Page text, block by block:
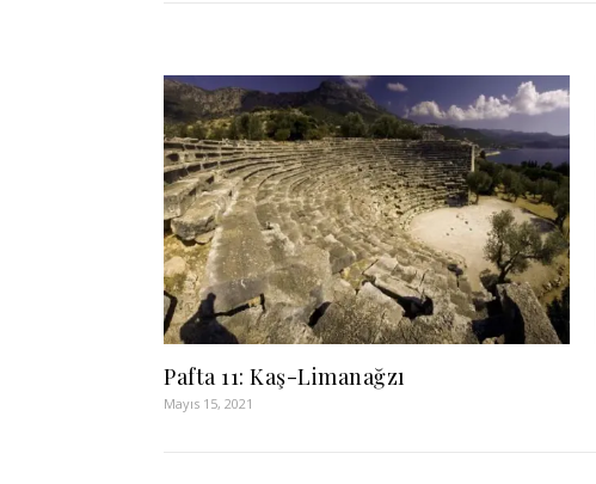
Pafta 11: Kaş-Limanağzı
Mayıs 15, 2021